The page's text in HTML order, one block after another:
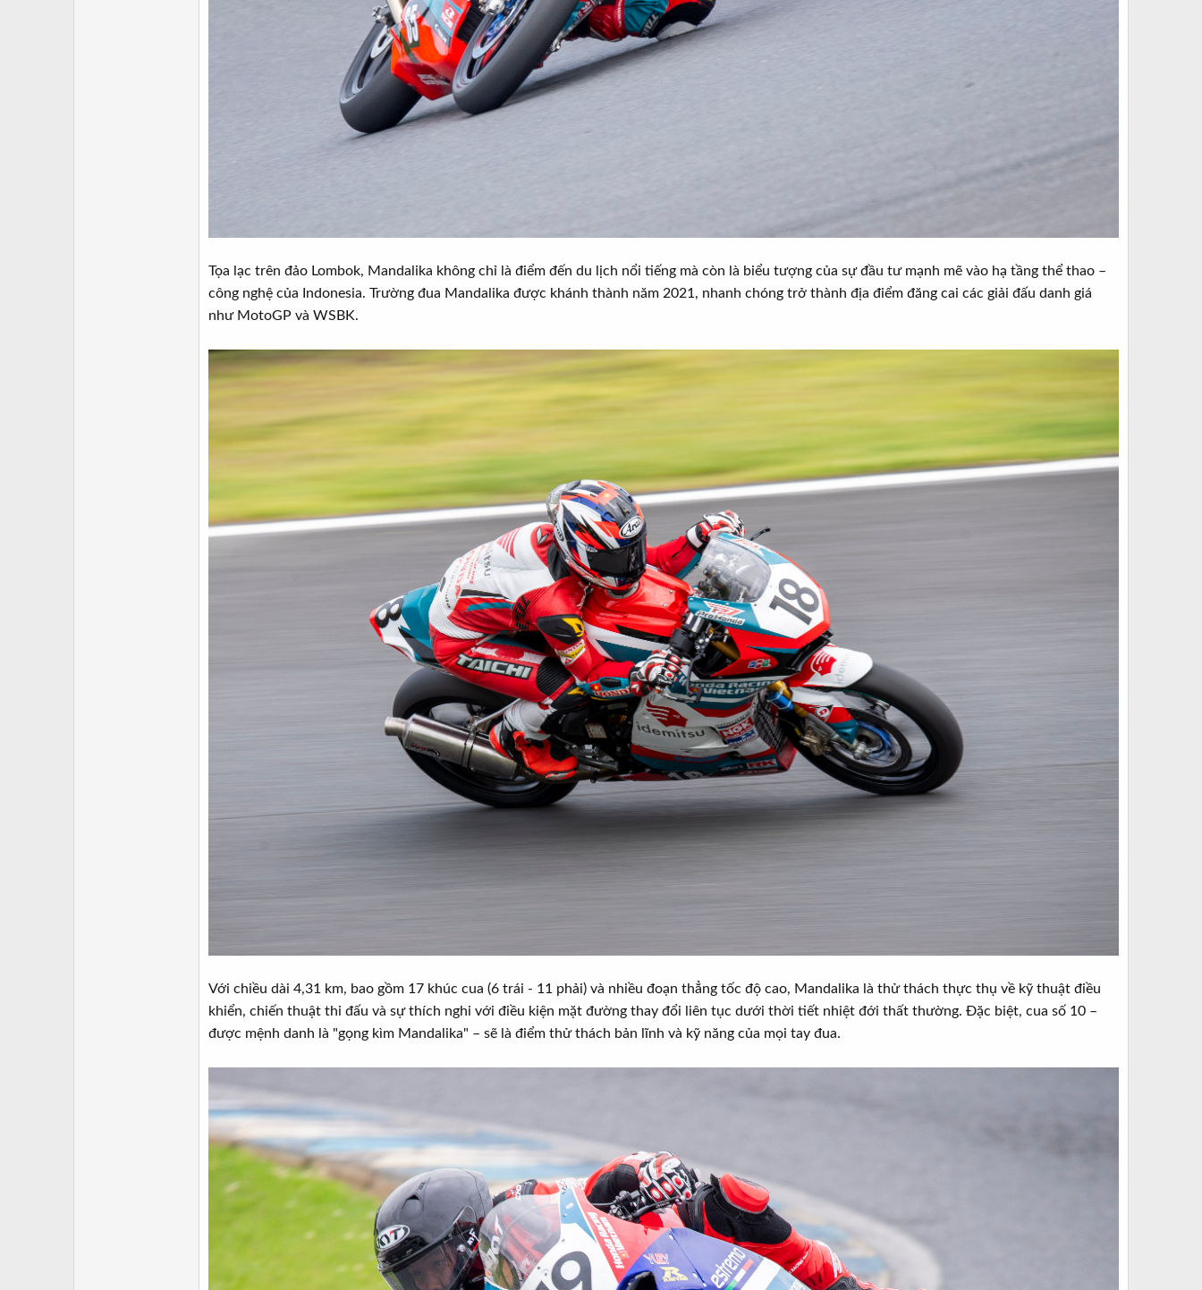
Tọa lạc trên đảo Lombok, Mandalika không chỉ là điểm đến du lịch nổi tiếng mà còn là biểu tượng của sự đầu tư mạnh mẽ vào hạ tầng thể thao –
công nghệ của Indonesia. Trường đua Mandalika được khánh thành năm 2021, nhanh chóng trở thành địa điểm đăng cai các giải đấu danh giá
như MotoGP và WSBK.
Với chiều dài 4,31 km, bao gồm 17 khúc cua (6 trái - 11 phải) và nhiều đoạn thẳng tốc độ cao, Mandalika là thử thách thực thụ về kỹ thuật điều
khiển, chiến thuật thi đấu và sự thích nghi với điều kiện mặt đường thay đổi liên tục dưới thời tiết nhiệt đới thất thường. Đặc biệt, cua số 10 –
được mệnh danh là "gọng kìm Mandalika" – sẽ là điểm thử thách bản lĩnh và kỹ năng của mọi tay đua.